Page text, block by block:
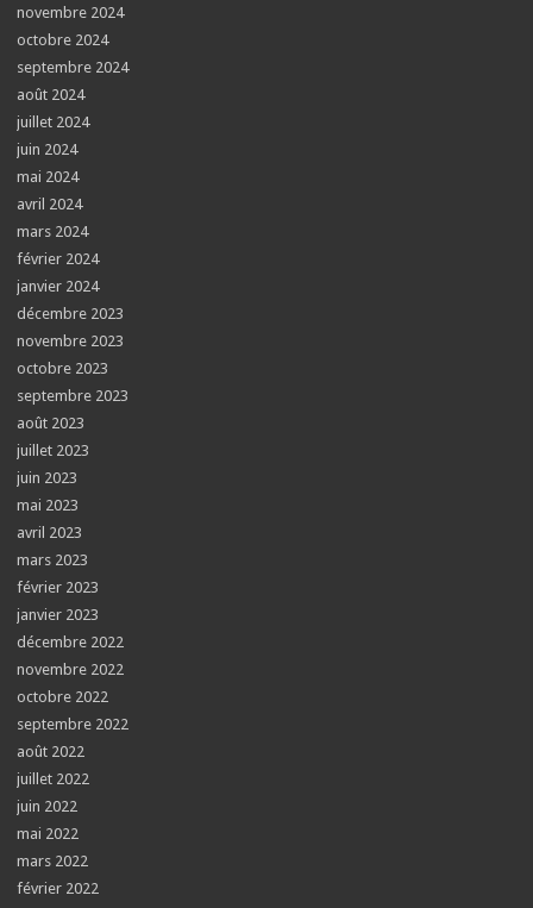
novembre 2024
octobre 2024
septembre 2024
août 2024
juillet 2024
juin 2024
mai 2024
avril 2024
mars 2024
février 2024
janvier 2024
décembre 2023
novembre 2023
octobre 2023
septembre 2023
août 2023
juillet 2023
juin 2023
mai 2023
avril 2023
mars 2023
février 2023
janvier 2023
décembre 2022
novembre 2022
octobre 2022
septembre 2022
août 2022
juillet 2022
juin 2022
mai 2022
mars 2022
février 2022